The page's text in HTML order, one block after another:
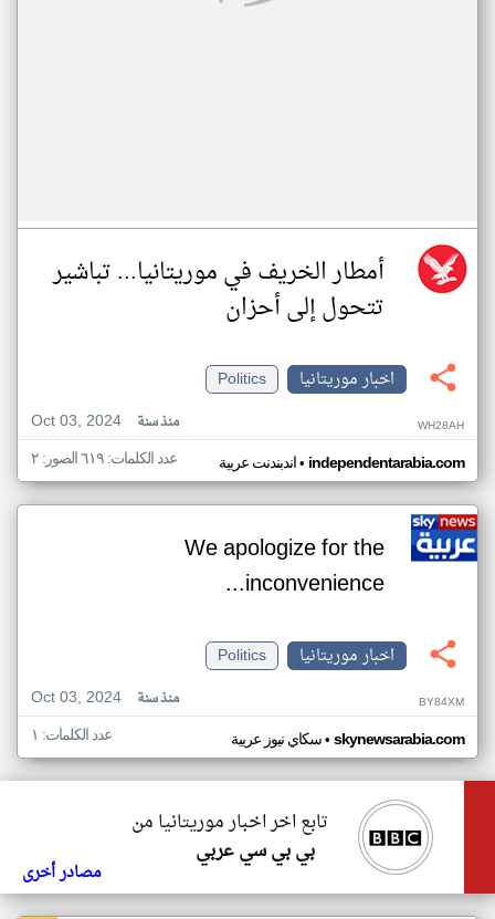
أمطار الخريف في موريتانيا... تباشير
تتحول إلى أحزان
اخبار موريتانيا
Politics
Oct 03, 2024
منذ سنة WH28AH
اندبندنت عربية• independentarabia.com عدد الكلمات: ٦١٩ الصور: ٢
We apologize for the
inconvenience...
اخبار موريتانيا
Politics
Oct 03, 2024
منذ سنة BY84XM
سكاي نيوز عربية• skynewsarabia.com عدد الكلمات: ١
تابع اخر اخبار موريتانيا من
بي بي سي عربي
مصادر أخرى